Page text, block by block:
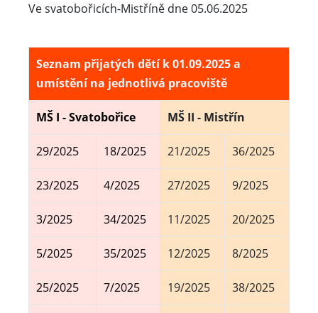
Ve svatobořicích-Mistříně dne 05.06.2025
Seznam přijatých dětí k 01.09.2025 a
umístění na jednotlivá pracoviště
MŠ I - Svatobořice MŠ II - Mistřín
29/2025 18/2025 21/2025 36/2025
23/2025 4/2025 27/2025 9/2025
3/2025 34/2025 11/2025 20/2025
5/2025 35/2025 12/2025 8/2025
25/2025 7/2025 19/2025 38/2025